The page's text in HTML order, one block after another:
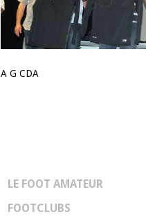
A G CDA
LE FOOT AMATEUR
FOOTCLUBS